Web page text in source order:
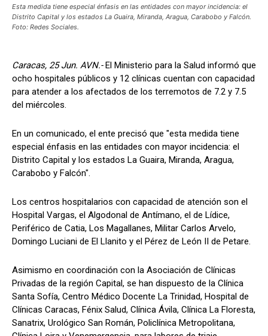
Esta medida tiene especial énfasis en las entidades con mayor incidencia: el
Distrito Capital y los estados La Guaira, Miranda, Aragua, Carabobo y Falcón.
Foto: Redes Sociales.
Caracas, 25 Jun. AVN.- El Ministerio para la Salud informó que
ocho hospitales públicos y 12 clínicas cuentan con capacidad
para atender a los afectados de los terremotos de 7.2 y 7.5
del miércoles.
En un comunicado, el ente precisó que "esta medida tiene
especial énfasis en las entidades con mayor incidencia: el
Distrito Capital y los estados La Guaira, Miranda, Aragua,
Carabobo y Falcón".
Los centros hospitalarios con capacidad de atención son el
Hospital Vargas, el Algodonal de Antímano, el de Lídice,
Periférico de Catia, Los Magallanes, Militar Carlos Arvelo,
Domingo Luciani de El Llanito y el Pérez de León II de Petare.
Asimismo en coordinación con la Asociación de Clínicas
Privadas de la región Capital, se han dispuesto de la Clínica
Santa Sofía, Centro Médico Docente La Trinidad, Hospital de
Clínicas Caracas, Fénix Salud, Clínica Ávila, Clínica La Floresta,
Sanatrix, Urológico San Román, Policlínica Metropolitana,